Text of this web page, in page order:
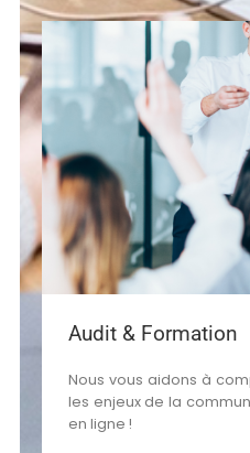
Audit & Formation
Nous vous aidons à
les enjeux de la
en ligne !